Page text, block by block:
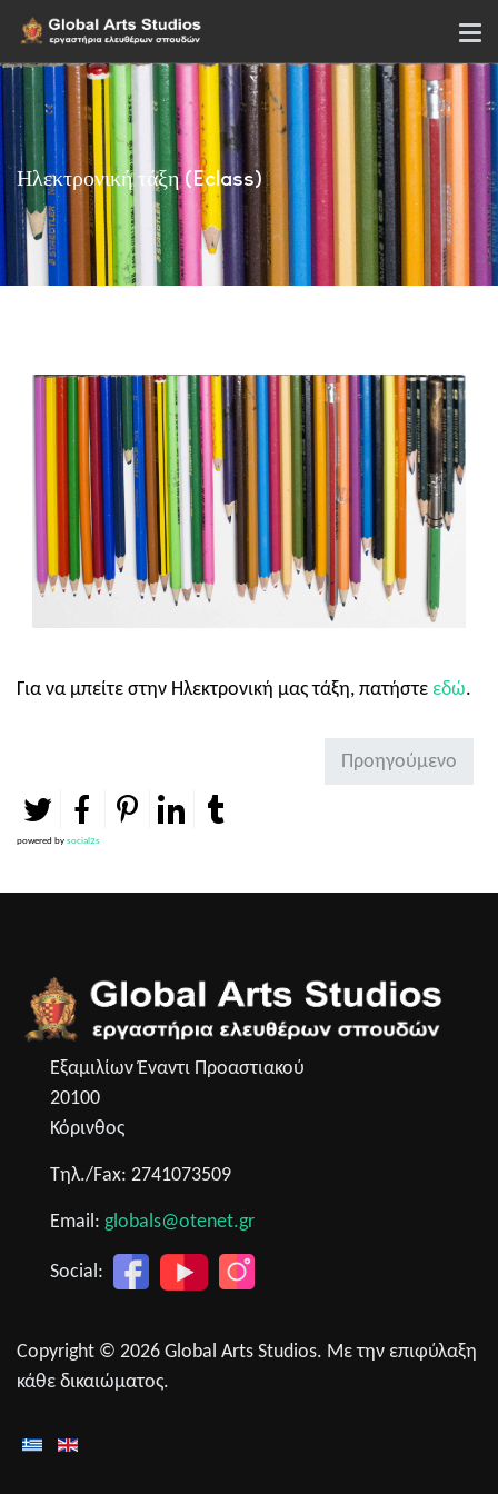
Ηλεκτρονική τάξη (Eclass)
Για να μπείτε στην Ηλεκτρονική μας τάξη, πατήστε εδώ.
Προηγούμενο
powered by social2s
Εξαμιλίων Έναντι Προαστιακού
20100
Κόρινθος
Τηλ./Fax: 2741073509
Email: globals@otenet.gr
Social:
Copyright © 2026 Global Arts Studios. Με την επιφύλαξη
κάθε δικαιώματος.